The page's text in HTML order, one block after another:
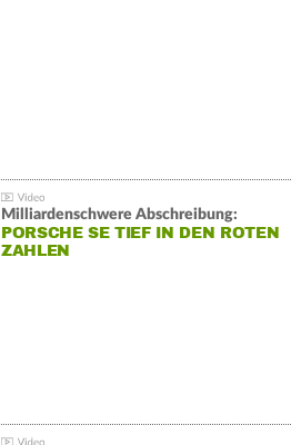
Milliardenschwere Abschreibung:
PORSCHE SE TIEF IN DEN ROTEN
ZAHLEN